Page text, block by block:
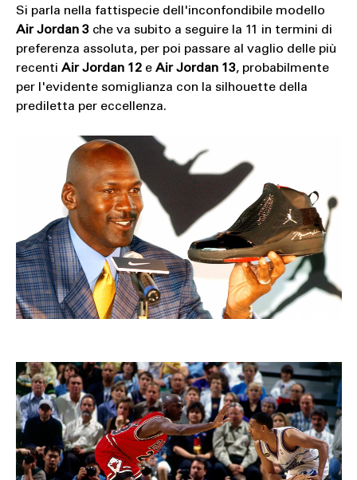
Si parla nella fattispecie dell'inconfondibile modello
Air Jordan 3che va subito a seguire la 11 in termini di
preferenza assoluta, per poi passare al vaglio delle più
recenti Air Jordan 12e Air Jordan 13, probabilmente
per l'evidente somiglianza con la silhouette della
prediletta per eccellenza.